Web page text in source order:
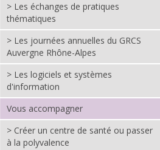
> Les échanges de pratiques
thématiques
> Les journées annuelles du GRCS
Auvergne Rhône-Alpes
> Les logiciels et systèmes
d'information
Vous accompagner
> Créer un centre de santé ou passer
à la polyvalence